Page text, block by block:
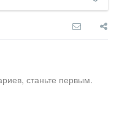
станьте первым.